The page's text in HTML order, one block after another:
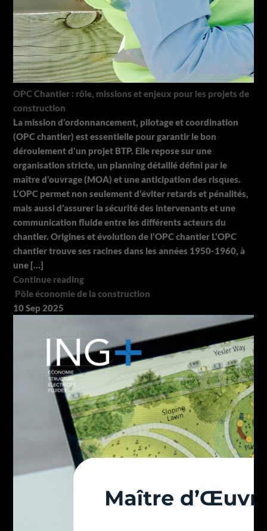
OPC Chantier : rôle, missions et enjeux pour les projets de
construction
La mission d’ordonnancement, pilotage et coordination
(OPC chantier) est essentielle pour garantir le bon
déroulement d’un projet BTP. Elle repose sur une
organisation stricte, un planning détaillé défini par le
maître d’ouvrage (MOA) et une anticipation des risques.
L’OPC permet non seulement d’éviter retards et pénalités,
mais aussi d’assurer la sécurité des intervenants et une
communication fluide entre les différents acteurs du
chantier. Origines et évolution de l’OPC chantier L’OPC
chantier trouve ses racines dans les années 1950-1960, à
une […]
Continue reading
Pôle économie de la construction
10Sep 2025